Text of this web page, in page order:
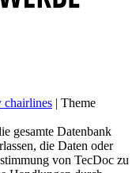
chairlines | Theme
gesamte Datenbank
die Daten oder
von TecDoc zu